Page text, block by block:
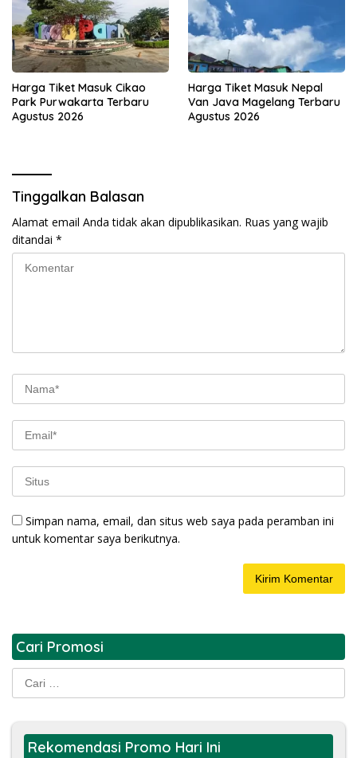
Harga Tiket Masuk Cikao
Park Purwakarta Terbaru
Agustus 2026
Harga Tiket Masuk Nepal
Van Java Magelang Terbaru
Agustus 2026
Tinggalkan Balasan
Alamat email Anda tidak akan dipublikasikan. Ruas yang wajib
ditandai *
Simpan nama, email, dan situs web saya pada peramban ini
untuk komentar saya berikutnya.
Cari Promosi
Cari
untuk:
Rekomendasi Promo Hari Ini